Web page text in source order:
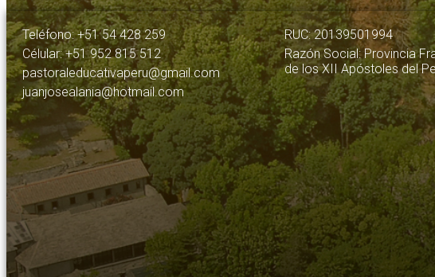
Teléfono: +51 54 428 259
Célular: +51 952 815 512
pastoraleducativaperu@gmail.com
juanjosealania@hotmail.com
RUC: 20139501994
Razón Social: Provincia
de los XII Apóstoles del